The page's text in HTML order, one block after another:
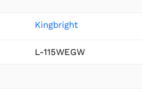
Kingbright
L-115WEGW